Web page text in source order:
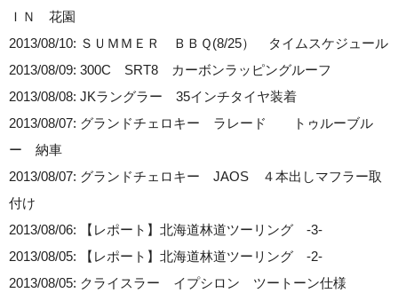
ＩＮ 花園
2013/08/10: ＳＵＭＭＥＲ ＢＢＱ(8/25） タイムスケジュール
2013/08/09: 300C SRT8 カーボンラッピングルーフ
2013/08/08: JKラングラー 35インチタイヤ装着
2013/08/07: グランドチェロキー ラレード トゥルーブル
ー 納車
2013/08/07: グランドチェロキー JAOS ４本出しマフラー取
付け
2013/08/06: 【レポート】北海道林道ツーリング -3-
2013/08/05: 【レポート】北海道林道ツーリング -2-
2013/08/05: クライスラー イプシロン ツートーン仕様